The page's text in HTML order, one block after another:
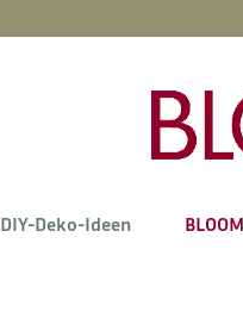
DIY-Deko-Ideen